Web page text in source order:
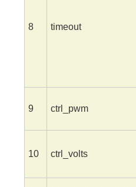
8 timeout
9 ctrl_pwm
10 ctrl_volts